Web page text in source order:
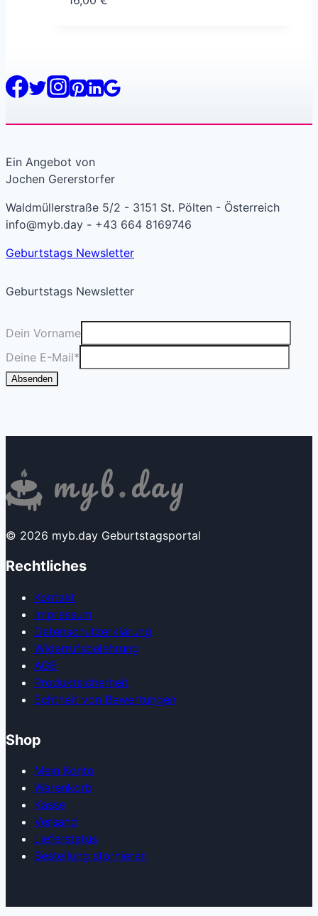
Ein Angebot von
Jochen Gererstorfer
Waldmüllerstraße 5/2 - 3151 St. Pölten - Österreich
info@myb.day - +43 664 8169746
Geburtstags Newsletter
Geburtstags Newsletter
Dein Vorname
Deine E-Mail*
Absenden
© 2026 myb.day Geburtstagsportal
Rechtliches
Kontakt
Impressum
Datenschutzerklärung
Widerrufsbelehrung
AGB
Produkt­sicherheit
Echtheit von Bewertungen
Shop
Mein Konto
Warenkorb
Kasse
Versand
Lieferstatus
Bestellung stornieren